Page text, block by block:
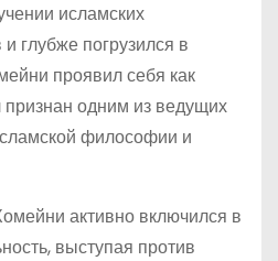
исламских
и глубже погрузился в
проявил себя как
одним из ведущих
философии и
активно включился в
выступая против